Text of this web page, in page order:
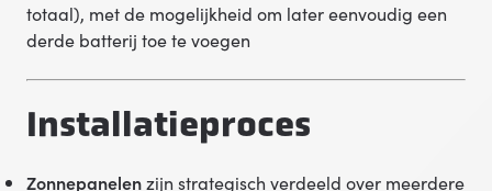
totaal), met de mogelijkheid om later eenvoudig een
derde batterij toe te voegen
Installatieproces
Zonnepanelenzijn strategisch verdeeld over meerdere